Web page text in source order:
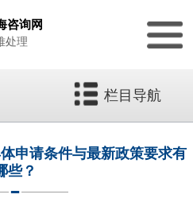
咨询网
处理
栏目导航
申请条件与最新政策要求有
些？